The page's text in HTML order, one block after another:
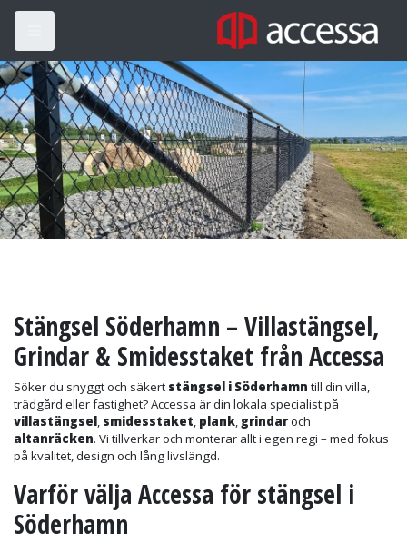
Stängsel Söderhamn – Villastängsel,
Grindar & Smidesstaket från Accessa
Söker du snyggt och säkert stängsel i Söderhamn till din villa,
trädgård eller fastighet? Accessa är din lokala specialist på
villastängsel, smidesstaket, plank, grindaroch
altanräcken. Vi tillverkar och monterar allt i egen regi – med fokus
på kvalitet, design och lång livslängd.
Varför välja Accessa för stängsel i
Söderhamn